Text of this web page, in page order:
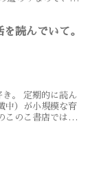
読んでいて。
。 定期的に読ん
中）が小規模な育
このこ書店では買